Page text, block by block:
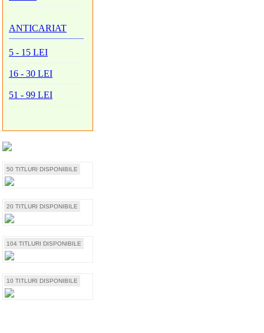
ANTICARIAT
5 - 15 LEI
16 - 30 LEI
51 - 99 LEI
50 TITLURI DISPONIBILE
20 TITLURI DISPONIBILE
104 TITLURI DISPONIBILE
10 TITLURI DISPONIBILE